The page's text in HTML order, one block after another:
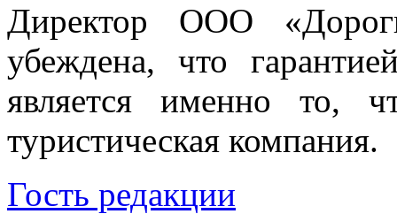
Директор ООО
убеждена, что
является именно то,
туристическая компания.
Гость редакции